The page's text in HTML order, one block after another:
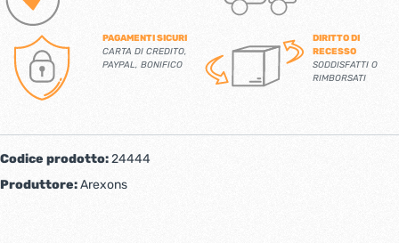
PAGAMENTI SICURI
CARTA DI CREDITO,
PAYPAL, BONIFICO
DIRITTO DI
RECESSO
SODDISFATTI O
RIMBORSATI
Codice prodotto:24444
Produttore:Arexons